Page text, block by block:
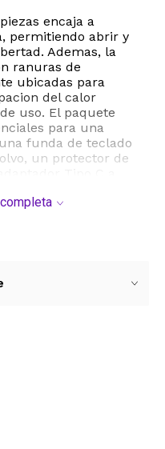
encaja a
permitiendo abrir y
Ademas, la
ranuras de
ubicadas para
del calor
uso. El paquete
para una
funda de teclado
un protector de
moderno. Es la